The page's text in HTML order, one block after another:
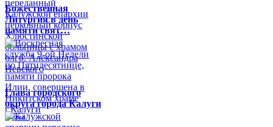
Божественная
Литургия в день
памяти свят…
Глава городского
округа города Калуги
по…